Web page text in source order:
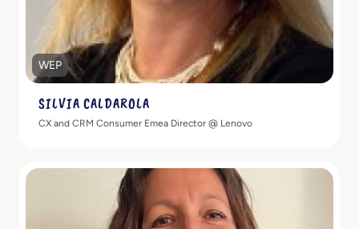
WEP
SILVIA CALDAROLA
CX and CRM Consumer Emea Director @ Lenovo